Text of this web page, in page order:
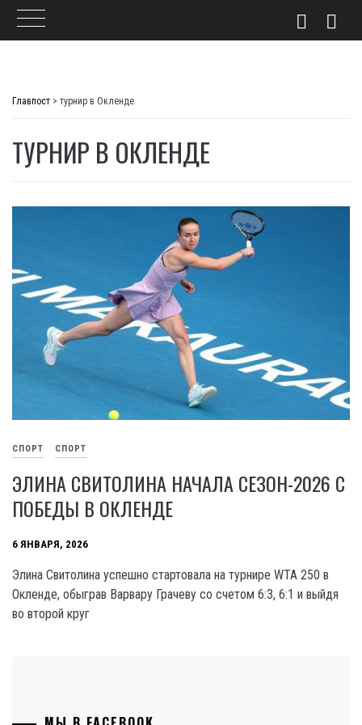
Главпост > турнир в Окленде
ТУРНИР В ОКЛЕНДЕ
СПОРТ СПОРТ
ЭЛИНА СВИТОЛИНА НАЧАЛА СЕЗОН-2026 С
ПОБЕДЫ В ОКЛЕНДЕ
6 ЯНВАРЯ, 2026
Элина Свитолина успешно стартовала на турнире WTA 250 в
Окленде, обыграв Варвару Грачеву со счетом 6:3, 6:1 и выйдя
во второй круг